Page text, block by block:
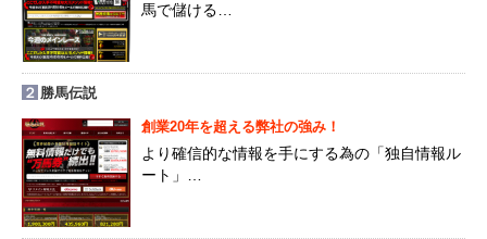
馬で儲ける…
２ 勝馬伝説
創業20年を超える弊社の強み！
より確信的な情報を手にする為の「独自情報ル
ート」…